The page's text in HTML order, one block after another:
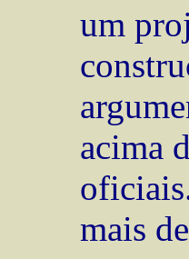
um
acima
mais